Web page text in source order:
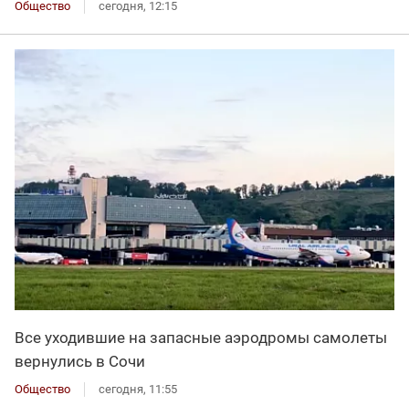
Общество сегодня, 12:15
Все уходившие на запасные аэродромы самолеты
вернулись в Сочи
Общество сегодня, 11:55